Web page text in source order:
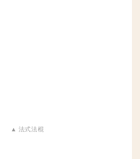
▲ 法式法棍